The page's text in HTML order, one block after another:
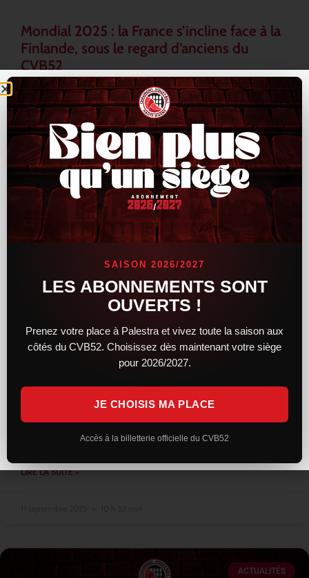
Mondial 2025 : la France s’incline face à la
Finlande, sous le regard d’anciens du
CVB52
L’Équipe de France a connu un revers inattendu lors du
Mondial 2025, en s’inclinant face à la Finlande au terme d’une
rencontre tendue et indécise. Les Bleus, pourtant armés de
LIRE LA SUITE »
16 septembre 2025 15 h 33 min
Les entraînements bientôt ouverts au
Alors que la reprise a lieu mi août pour les premiers arrivants
cette saison, comme à son habitude, le club n’a pas ouvert les
entraînements au public. Seuls quelques privilégiés
LIRE LA SUITE »
ACTUALITÉS
SAISON 2026/2027
LES ABONNEMENTS SONT
OUVERTS !
Prenez votre place à Palestra et vivez toute la saison aux
côtés du CVB52. Choisissez dès maintenant votre siège
pour 2026/2027.
JE CHOISIS MA PLACE
Accès à la billetterie officielle du CVB52